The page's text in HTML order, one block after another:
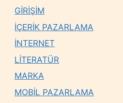
GİRİŞİM
İÇERİK PAZARLAMA
İNTERNET
LİTERATÜR
MARKA
MOBİL PAZARLAMA